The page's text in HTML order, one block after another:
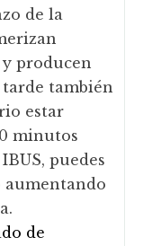
de la
producen
tarde también
estar
minutos
puedes
de